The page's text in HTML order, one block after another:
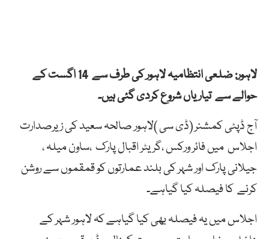
لاہور: ضلعی انتظامیہ لاہور کی طرف سے 14 اگست کے
حوالے سے تیاریاں شروع کردی گئی ہیں۔
آج ڈپٹی کمشنر (ڈی سی )لاہور صالحہ سعید کی زیرصدارت
اجلاس میں فائر ورکس ،گریٹر اقبال پارک ،ساون میلہ ،
جیلانی پارک اور شہر کی بلند عمارتوں کو قمقموں سے روشن
کرنے کا فیصلہ کیا گیاہے۔
اجلاس میں یہ فیصلہ بھی کیا گیاہے کہ لاہور شہر کے